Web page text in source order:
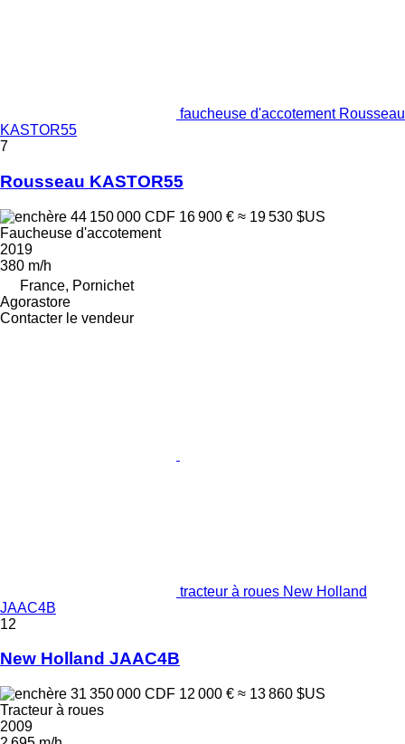
faucheuse d'accotement Rousseau
KASTOR55
7
Rousseau KASTOR55
44 150 000 CDF 16 900 € ≈ 19 530 $US
Faucheuse d'accotement
2019
380 m/h
France, Pornichet
Agorastore
Contacter le vendeur
tracteur à roues New Holland
JAAC4B
12
New Holland JAAC4B
31 350 000 CDF 12 000 € ≈ 13 860 $US
Tracteur à roues
2009